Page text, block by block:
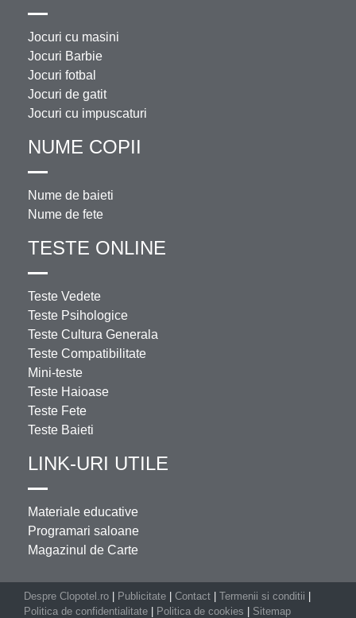
Jocuri cu masini
Jocuri Barbie
Jocuri fotbal
Jocuri de gatit
Jocuri cu impuscaturi
NUME COPII
Nume de baieti
Nume de fete
TESTE ONLINE
Teste Vedete
Teste Psihologice
Teste Cultura Generala
Teste Compatibilitate
Mini-teste
Teste Haioase
Teste Fete
Teste Baieti
LINK-URI UTILE
Materiale educative
Programari saloane
Magazinul de Carte
Despre Clopotel.ro Publicitate Contact Termenii si conditii
Politica de confidentialitate
Politica de cookies Sitemap